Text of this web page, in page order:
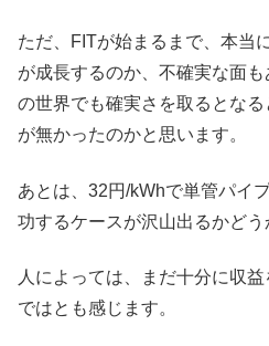
ただ、FITが始まるまで、本当
が成長するのか、不確実な面
の世界でも確実さを取るとな
が無かったのかと思います。
あとは、32円/kWhで単管パイ
功するケースが沢山出るかどう
人によっては、まだ十分に収
ではとも感じます。